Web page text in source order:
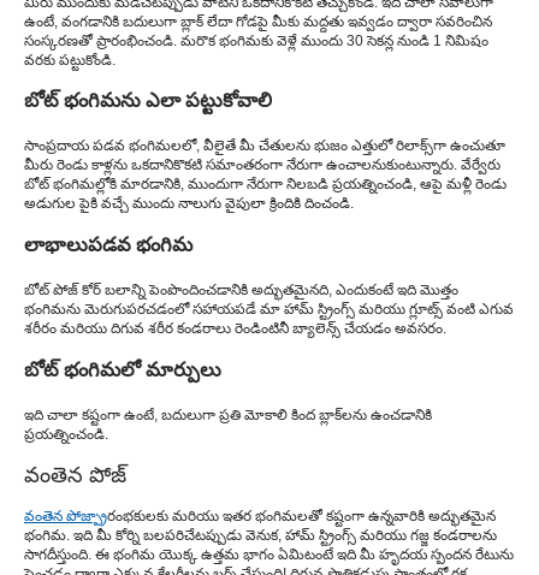
ఉంటే, వంగడానికి బదులుగా బ్లాక్ లేదా గోడపై మీకు మద్దతు ఇవ్వడం ద్వారా సవరించిన
సంస్కరణతో ప్రారంభించండి. మరొక భంగిమకు వెళ్లే ముందు 30 సెకన్ల నుండి 1 నిమిషం
వరకు పట్టుకోండి.
బోట్ భంగిమను ఎలా పట్టుకోవాలి
సాంప్రదాయ పడవ భంగిమలలో, వీలైతే మీ చేతులను భుజం ఎత్తులో రిలాక్స్‌గా ఉంచుతూ
మీరు రెండు కాళ్లను ఒకదానికొకటి సమాంతరంగా నేరుగా ఉంచాలనుకుంటున్నారు. వేర్వేరు
బోట్ భంగిమల్లోకి మారడానికి, ముందుగా నేరుగా నిలబడి ప్రయత్నించండి, ఆపై మళ్లీ రెండు
అడుగుల పైకి వచ్చే ముందు నాలుగు వైపులా క్రిందికి దించండి.
లాభాలుపడవ భంగిమ
బోట్ పోజ్ కోర్ బలాన్ని పెంపొందించడానికి అద్భుతమైనది, ఎందుకంటే ఇది మొత్తం
భంగిమను మెరుగుపరచడంలో సహాయపడే మా హామ్ స్ట్రింగ్స్ మరియు గ్లూట్స్ వంటి ఎగువ
శరీరం మరియు దిగువ శరీర కండరాలు రెండింటినీ బ్యాలెన్స్ చేయడం అవసరం.
బోట్ భంగిమలో మార్పులు
ఇది చాలా కష్టంగా ఉంటే, బదులుగా ప్రతి మోకాలి కింద బ్లాక్‌లను ఉంచడానికి
ప్రయత్నించండి.
వంతెన పోజ్
వంతెన పోజ్ప్రారంభకులకు మరియు ఇతర భంగిమలతో కష్టంగా ఉన్నవారికి అద్భుతమైన
భంగిమ. ఇది మీ కోర్ని బలపరిచేటప్పుడు వెనుక, హామ్ స్ట్రింగ్స్ మరియు గజ్జ కండరాలను
సాగదీస్తుంది. ఈ భంగిమ యొక్క ఉత్తమ భాగం ఏమిటంటే ఇది మీ హృదయ స్పందన రేటును